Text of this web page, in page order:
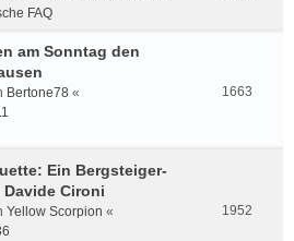
FAQ
am Sonntag den
Bertone78 «
1663
Ein Bergsteiger-
Davide Cironi
Yellow Scorpion «
1952